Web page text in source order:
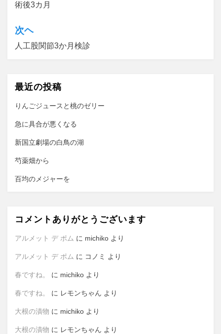
稿
ナ
ビ
シ
ョ
ン
術後3カ月
次ヘ
人工股関節3か月検診
最近の投稿
りんごジュースと桃のゼリー
急に具合が悪くなる
新国立劇場の白鳥の湖
芍薬畑から
百均のメジャーを
コメントありがとうございます
アルメット デ ポム に michiko より
アルメット デ ポム に コノミ より
春ですね。 に michiko より
春ですね。 に レモンちゃん より
大根の漬物 に michiko より
大根の漬物 に レモンちゃん より